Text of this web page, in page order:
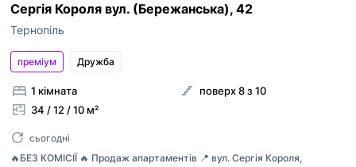
Сергія Короля вул. (Бережанська), 42
Тернопіль
преміум Дружба
1 кімната
34 / 12 / 10 м²
поверх 8 з 10
сьогодні
🔥БЕЗ КОМІСІЇ 🔥 Продаж апартаментів 📍 вул. Сергія Короля,